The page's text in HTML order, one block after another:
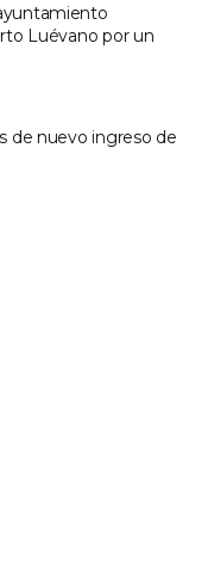
Luévano por un
de nuevo ingreso de